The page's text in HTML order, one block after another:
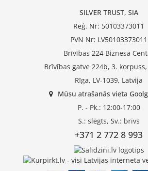
SILVER TRUST, SIA
Reģ. Nr: 50103373011
PVN Nr: LV50103373011
Brīvības 224 Biznesa
Brīvības gatve 224b, 3.
Rīga, LV-1039, Latvija
Mūsu atrašanās vieta
P. - Pk.: 12:00-17:00
S.: slēgts, Sv.: brīvs
+371 2 772 8 993